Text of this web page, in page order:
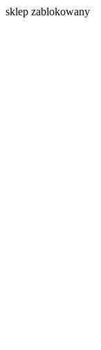
sklep zablokowany